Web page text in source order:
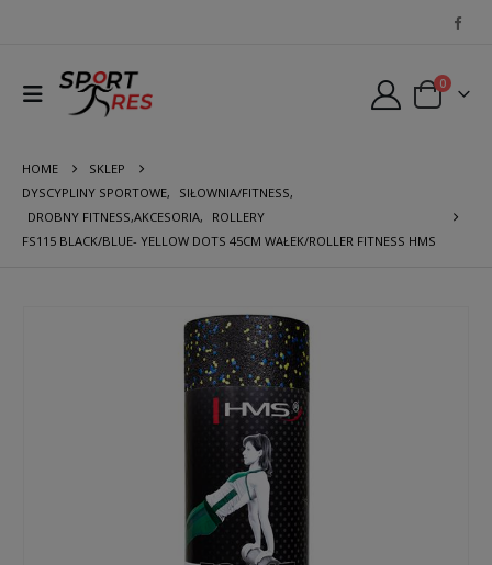
0
HOME
SKLEP
DYSCYPLINY SPORTOWE, SIŁOWNIA/FITNESS,
DROBNY FITNESS,AKCESORIA,
ROLLERY
FS115 BLACK/BLUE- YELLOW DOTS 45CM WAŁEK/ROLLER FITNESS HMS